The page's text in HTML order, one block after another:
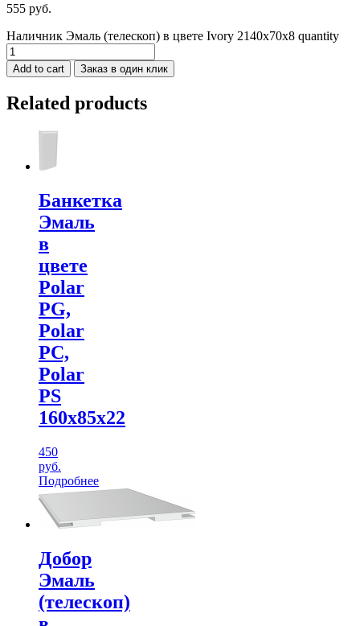
555 руб.
Наличник Эмаль (телескоп) в цвете Ivory 2140x70x8 quantity
Add to cart Заказ в один клик
Related products
Банкетка
Эмаль
в
цвете
Polar
PG,
Polar
PC,
Polar
PS
160х85х22
450
руб.
Подробнее
Добор
Эмаль
(телескоп)